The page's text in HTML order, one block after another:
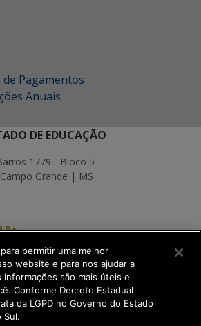
Pagamentos
Anuais
DE EDUCAÇÃO
1779 - Bloco 5
Grande | MS
permitir uma melhor
website e para nos ajudar a
informações são mais úteis e
Conforme Decreto Estadual
da LGPD no Governo do Estado
Sul.